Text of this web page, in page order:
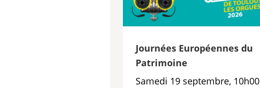
Journées Européennes du
Patrimoine
Samedi 19 septembre, 10h00